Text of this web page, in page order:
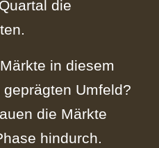
die
in diesem
Umfeld?
die Märkte
hindurch.